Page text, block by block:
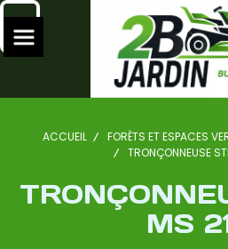
ACCUEIL FORÊTS ET ESPACES
TRONÇONNEUSE
MS